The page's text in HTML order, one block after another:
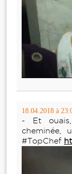
18.04.2018 à
- Et
cheminée,
#TopChef